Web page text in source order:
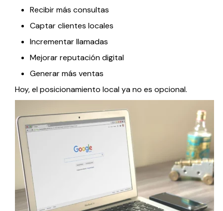
Recibir más consultas
Captar clientes locales
Incrementar llamadas
Mejorar reputación digital
Generar más ventas
Hoy, el posicionamiento local ya no es opcional.